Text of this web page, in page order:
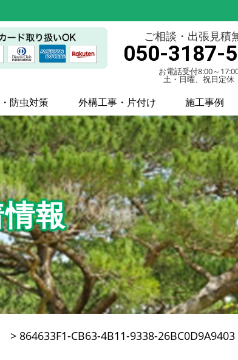
ご相談・出張見積
050-3187-
お電話受付8:00～
土・日曜、祝日定休
防虫対策 外構工事・片付け 施工事例
報
> 864633F1-CB63-4B11-9338-26BC0D9A9403